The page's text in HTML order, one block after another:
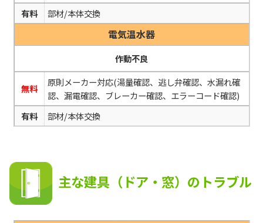
有料
部材/本体交換
電気温水器
作動不良
無料
原則メーカー対応(湯量確認、逃し弁確認、水漏れ確
認、漏電確認、ブレーカー確認、エラーコード確認)
有料
部材/本体交換
主な建具（ドア・窓）のトラブル